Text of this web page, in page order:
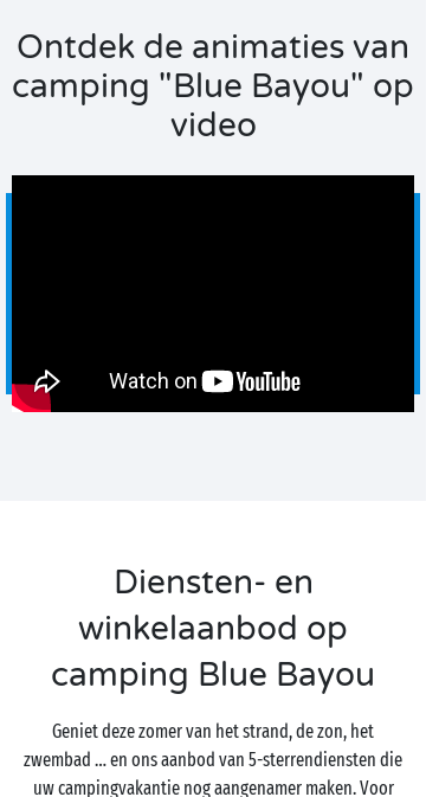
Ontdek de animaties van
camping "Blue Bayou" op
video
Diensten- en
winkelaanbod op
camping Blue Bayou
Geniet deze zomer van het strand, de zon, het
zwembad … en ons aanbod van 5-sterrendiensten die
uw campingvakantie nog aangenamer maken. Voor